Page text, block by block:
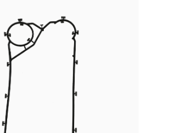
AISI304 / 316, TI Gr1, C-276
DN150